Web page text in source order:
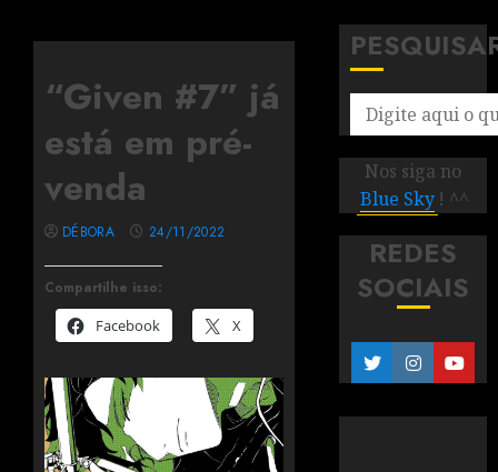
“Given #7” já
está em pré-
venda
Compartilhe isso:
Facebook
X
DÉBORA 24/11/2022
Nos siga no
Blue Sky ! ^^
REDES
SOCIAIS